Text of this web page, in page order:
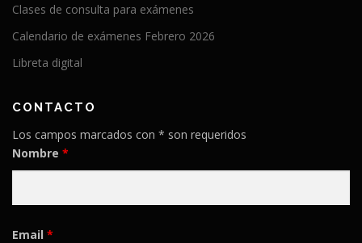
Clases de consulta para exámenes
Calendario de exámenes Febrero 2026
Libreta digital
CONTACTO
Los campos marcados con * son requeridos
Nombre *
Email *